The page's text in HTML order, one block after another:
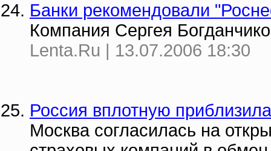
Банки рекомендовали
Компания Сергея
Lenta.Ru | 13.07.2006 18:30
Россия вплотную
Москва согласилась на